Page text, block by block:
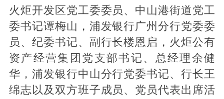
火炬开发区党工委委员、中山港街道党工
委书记谭梅山，浦发银行广州分行党委委
员、纪委书记、副行长楼恩启，火炬公有
资产经营集团党支部书记、总经理余健
华，浦发银行中山分行党委书记、行长王
绵志以及双方班子成员、党员代表出席活